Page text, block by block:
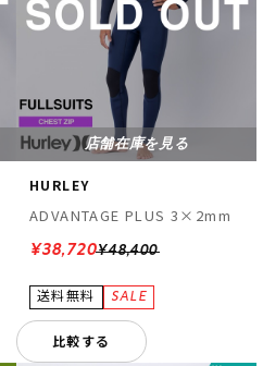
店舗在庫を見る
HURLEY
ADVANTAGE PLUS 3×2mm
¥48,400
¥38,720
比較する